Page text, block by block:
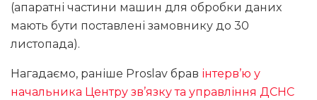
(апаратні частини машин для обробки даних
мають бути поставлені замовнику до 30
листопада).
Нагадаємо, раніше Proslav брав інтерв’ю у
начальника Центру зв’язку та управління ДСНС